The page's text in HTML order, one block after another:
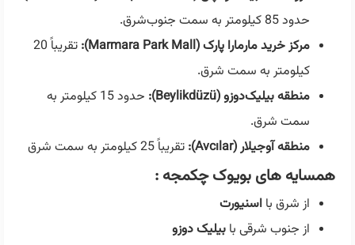
حدود 85 کیلومتر به سمت جنوب‌شرق.
مرکز خرید مارمارا پارک (Marmara Park Mall):
تقریباً 20
کیلومتر به سمت شرق.
منطقه بیلیک‌دوزو (Beylikdüzü):
حدود 15 کیلومتر به
سمت شرق.
منطقه آوجیلار (Avcılar):
تقریباً 25 کیلومتر به سمت شرق
همسایه های بویوک چکمجه :
از شرق با اسنیورت
از جنوب شرقی با بیلیک دوزو